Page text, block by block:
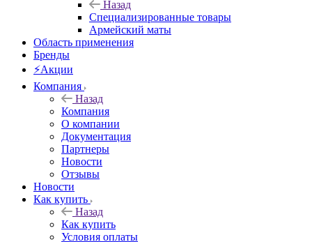
Назад
Специализированные товары
Армейский маты
Область применения
Бренды
⚡Акции
Компания
Назад
Компания
О компании
Документация
Партнеры
Новости
Отзывы
Новости
Как купить
Назад
Как купить
Условия оплаты